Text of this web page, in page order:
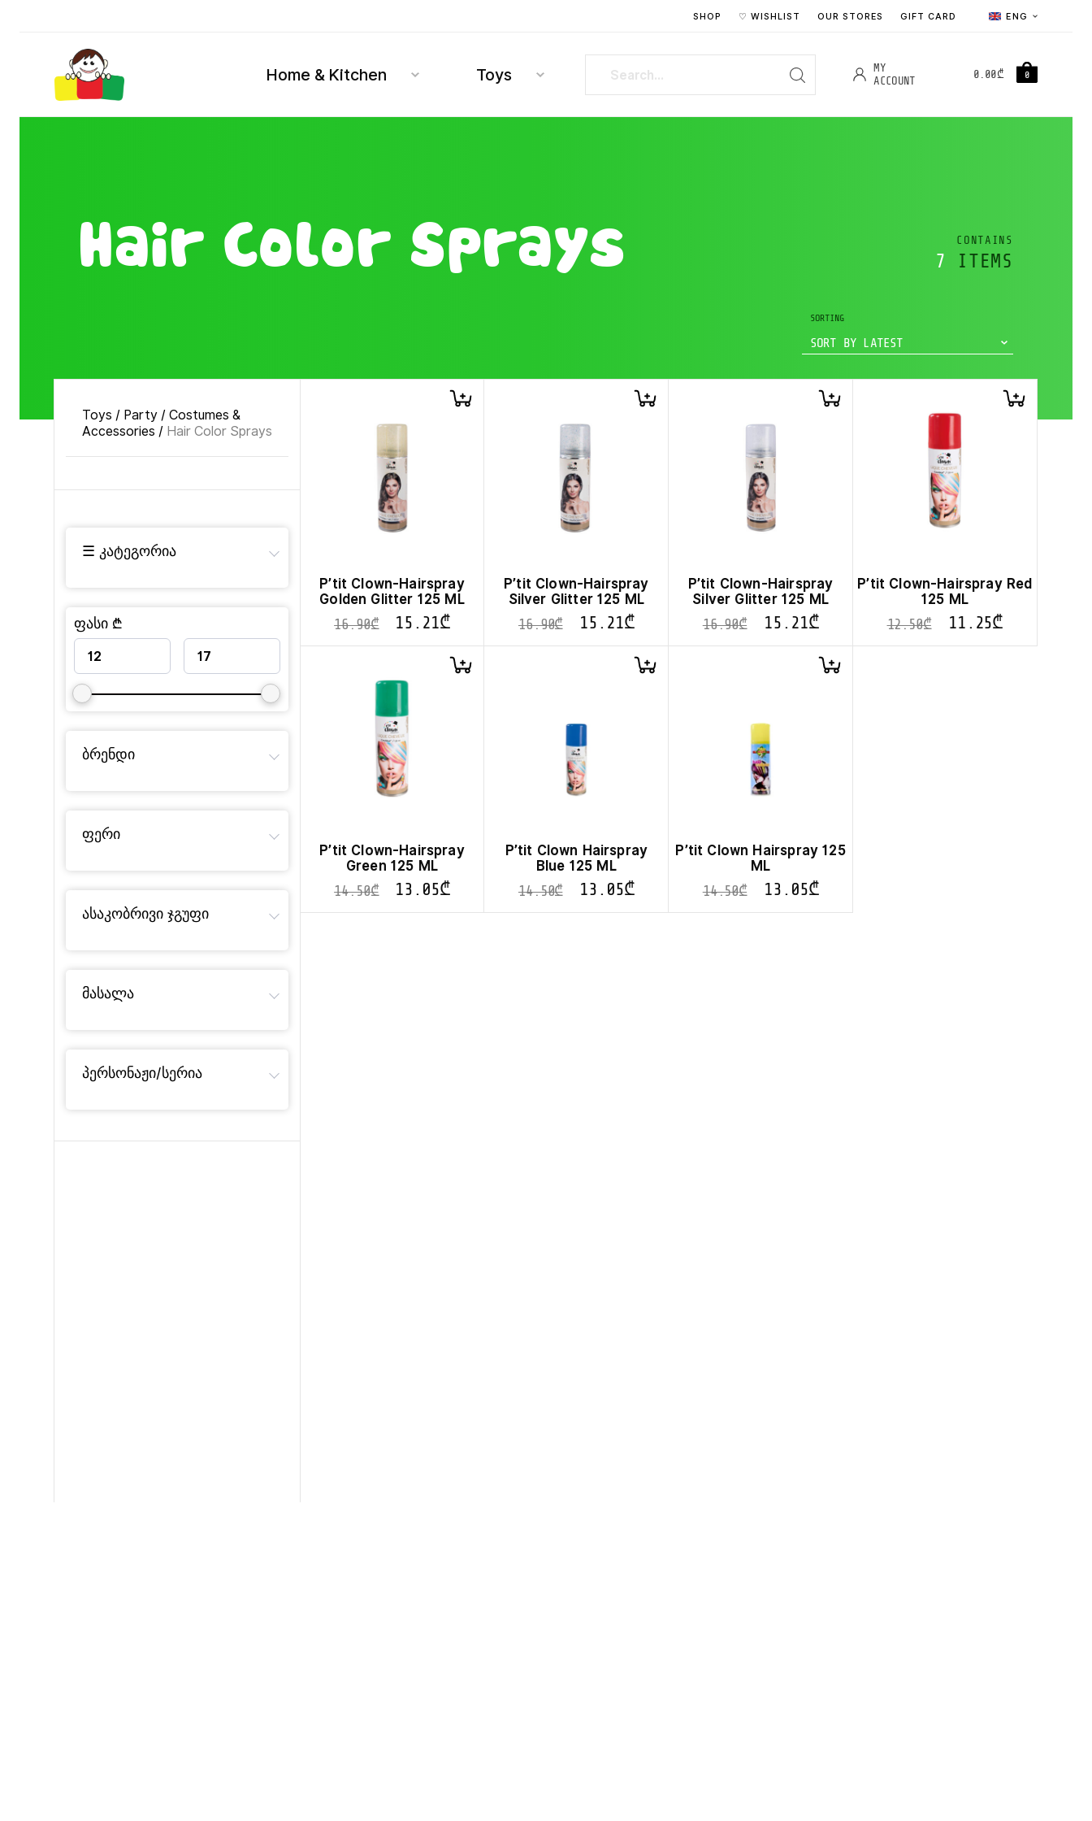
ENG
SHOP ♡ WISHLIST OUR STORES GIFT CARD
Home & Kitchen Toys
MY
ACCOUNT
0.00₾ 0
Hair Color Sprays CONTAINS
7 ITEMS
SORTING
SORT BY LATEST
Toys / Party/Costumes &
Accessories / Hair Color Sprays
☰ კატეგორია
ფასი ₾
ბრენდი
ფერი
ასაკობრივი ჯგუფი
მასალა
პერსონაჟი/სერია
P’tit Clown-Hairspray
Golden Glitter 125 ML
16.90₾ 15.21₾
P’tit Clown-Hairspray
Silver Glitter 125 ML
16.90₾ 15.21₾
P’tit Clown-Hairspray
Silver Glitter 125 ML
16.90₾ 15.21₾
P’tit Clown-Hairspray Red
125 ML
12.50₾ 11.25₾
P’tit Clown-Hairspray
Green 125 ML
14.50₾ 13.05₾
P’tit Clown Hairspray
Blue 125 ML
14.50₾ 13.05₾
P’tit Clown Hairspray 125
ML
14.50₾ 13.05₾